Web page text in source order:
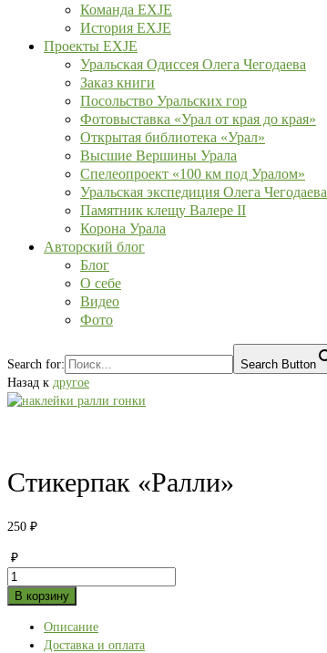
Команда EXJE
История EXJE
Проекты EXJE
Уральская Одиссея Олега Чегодаева
Заказ книги
Посольство Уральских гор
Фотовыставка «Урал от края до края»
Открытая библиотека «Урал»
Высшие Вершины Урала
Спелеопроект «100 км под Уралом»
Уральская экспедиция Олега Чегодаева
Памятник клещу Валере II
Корона Урала
Авторский блог
Блог
О себе
Видео
Фото
Search for:
Search Button
Назад к другое
Стикерпак «Ралли»
250 ₽
₽
Количество
товара
«Ралли»
В корзину
Описание
Доставка и оплата